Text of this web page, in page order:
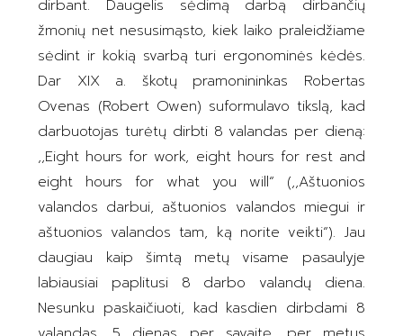
dirbant. Daugelis sėdimą darbą dirbančių
žmonių net nesusimąsto, kiek laiko praleidžiame
sėdint ir kokią svarbą turi ergonominės kėdės.
Dar XIX a. škotų pramonininkas Robertas
Ovenas (Robert Owen) suformulavo tikslą, kad
darbuotojas turėtų dirbti 8 valandas per dieną:
,,Eight hours for work, eight hours for rest and
eight hours for what you will“ (,,Aštuonios
valandos darbui, aštuonios valandos miegui ir
aštuonios valandos tam, ką norite veikti“). Jau
daugiau kaip šimtą metų visame pasaulyje
labiausiai paplitusi 8 darbo valandų diena.
Nesunku paskaičiuoti, kad kasdien dirbdami 8